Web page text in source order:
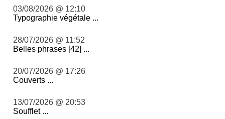
03/08/2026 @ 12:10
Typographie végétale ...
28/07/2026 @ 11:52
Belles phrases [42] ...
20/07/2026 @ 17:26
Couverts ...
13/07/2026 @ 20:53
Soufflet ...